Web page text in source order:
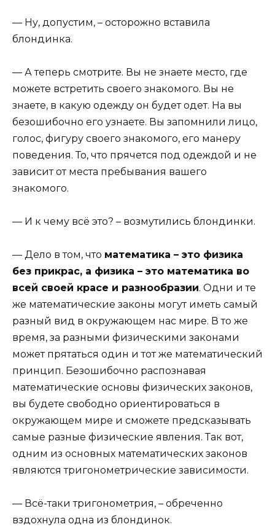
— Ну, допустим, – осторожно вставила
блондинка.
— А теперь смотрите. Вы не знаете место, где
можете встретить своего знакомого. Вы не
знаете, в какую одежду он будет одет. На вы
безошибочно его узнаете. Вы запомнили лицо,
голос, фигуру своего знакомого, его манеру
поведения. То, что прячется под одеждой и не
зависит от места пребывания вашего
знакомого.
— И к чему всё это? – возмутились блондинки.
— Дело в том, что математика – это физика
без прикрас, а физика – это математика во
всей своей красе и разнообразии. Одни и те
же математические законы могут иметь самый
разный вид в окружающем нас мире. В то же
время, за разными физическими законами
может прятаться один и тот же математический
принцип. Безошибочно распознавая
математические основы физических законов,
вы будете свободно ориентироваться в
окружающем мире и сможете предсказывать
самые разные физические явления. Так вот,
одним из основных математических законов
являются тригонометрические зависимости.
— Всё-таки тригонометрия, – обреченно
вздохнула одна из блондинок.